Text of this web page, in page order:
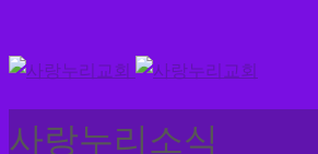
사랑누리소식